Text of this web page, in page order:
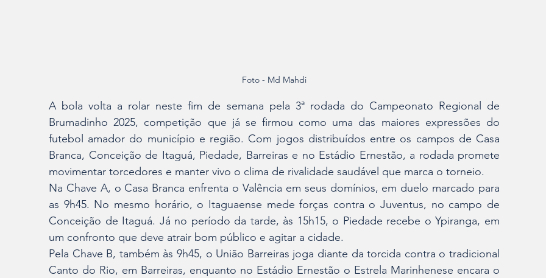
Foto - Md Mahdi
A bola volta a rolar neste fim de semana pela 3ª rodada do Campeonato Regional de
Brumadinho 2025, competição que já se firmou como uma das maiores expressões do
futebol amador do município e região. Com jogos distribuídos entre os campos de Casa
Branca, Conceição de Itaguá, Piedade, Barreiras e no Estádio Ernestão, a rodada promete
movimentar torcedores e manter vivo o clima de rivalidade saudável que marca o torneio.
Na Chave A, o Casa Branca enfrenta o Valência em seus domínios, em duelo marcado para
as 9h45. No mesmo horário, o Itaguaense mede forças contra o Juventus, no campo de
Conceição de Itaguá. Já no período da tarde, às 15h15, o Piedade recebe o Ypiranga, em
um confronto que deve atrair bom público e agitar a cidade.
Pela Chave B, também às 9h45, o União Barreiras joga diante da torcida contra o tradicional
Canto do Rio, em Barreiras, enquanto no Estádio Ernestão o Estrela Marinhenese encara o